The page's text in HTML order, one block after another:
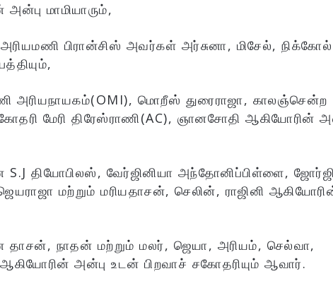
மாமியாரும்,
அரியமணி பிரான்சிஸ் அவர்கள் அர்சுனா, மிசேல், நிக்கோல்
அரியநாயகம்(OMI), மொறீஸ் துரைராஜா, காலஞ்சென்ற
மேரி திரேஸ்ராணி(AC), ஞானசோதி ஆகியோரின்
தியோபிலஸ், வேர்ஜினியா அந்தோனிப்பிள்ளை,
மற்றும் மரியதாசன், செலின், ராஜினி
நாதன் மற்றும் மலர், ஜெயா, அரியம், செல்வா,
அன்பு உடன் பிறவாச் சகோதரியும் ஆவார்.